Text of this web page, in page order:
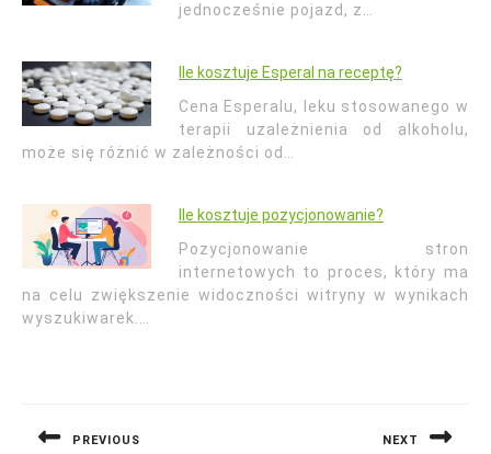
jednocześnie pojazd, z…
Ile kosztuje Esperal na receptę?
Cena Esperalu, leku stosowanego w
terapii uzależnienia od alkoholu,
może się różnić w zależności od…
Ile kosztuje pozycjonowanie?
Pozycjonowanie stron
internetowych to proces, który ma
na celu zwiększenie widoczności witryny w wynikach
wyszukiwarek.…
PREVIOUS NEXT